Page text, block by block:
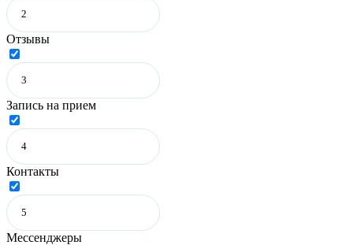
Отзывы
Запись на прием
Контакты
Мессенджеры